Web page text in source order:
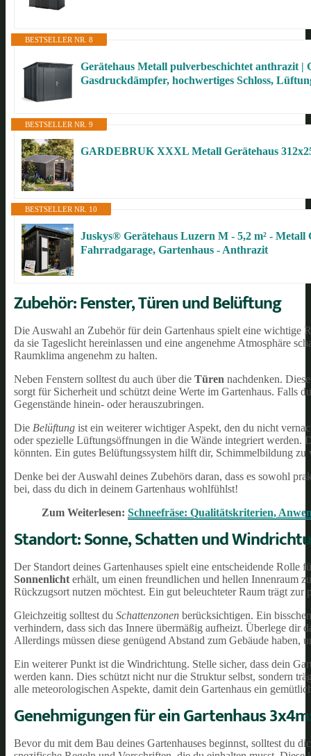
BESTSELLER NR. 8
Gerätehaus Metall pulverbeschichtet anthrazit |
Gasdruckdämpfer, hochwertiges Schloss,
BESTSELLER NR. 9
GARDEBRUK XXXL Metall Gerätehaus
BESTSELLER NR. 10
Juskys® Gerätehaus Luzern M - 5,2 m² -
Fahrradgarage, Gartenhaus - Anthrazit
Zubehör: Fenster, Türen und Belüftung
Die Auswahl an Zubehör für dein Gartenhaus spielt eine wichtige
da sie Tageslicht hereinlassen und eine angenehme Atmosphäre
Raumklima angenehm zu halten.
Neben Fenstern solltest du auch über die Türen nachdenken.
sorgt für Sicherheit und schützt deine Werte im Gartenhaus. Falls
Gegenstände hinein- oder herauszubringen.
Die Belüftung ist ein weiterer wichtiger Aspekt, den du nicht
oder spezielle Lüftungsöffnungen in die Wände integriert werden.
könnten. Ein gutes Belüftungssystem hilft dir, Schimmelbildung
Denke bei der Auswahl deines Zubehörs daran, dass es sowohl
bei, dass du dich in deinem Gartenhaus wohlfühlst!
Zum Weiterlesen: Schneefräse: Qualitätskriterien,
Standort: Sonne, Schatten und
Der Standort deines Gartenhauses spielt eine entscheidende
Sonnenlicht erhält, um einen freundlichen und hellen Innenraum
Rückzugsort nutzen möchtest. Ein gut beleuchteter Raum trägt
Gleichzeitig solltest du Schattenzonen berücksichtigen. Ein
verhindern, dass sich das Innere übermäßig aufheizt. Überlege dir
Allerdings müssen diese genügend Abstand zum Gebäude haben,
Ein weiterer Punkt ist die Windrichtung. Stelle sicher, dass dein
werden kann. Dies schützt nicht nur die Struktur selbst, sondern
alle meteorologischen Aspekte, damit dein Gartenhaus ein
Genehmigungen für ein Gartenhaus
Bevor du mit dem Bau deines Gartenhauses beginnst, solltest du